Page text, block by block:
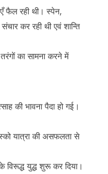
फैल रही थी। स्पेन,
कर रही थी एवं शान्ति
तरंगों का सामना करने में
की भावना पैदा हो गई।
यात्रा की असफलता से
विरूद्ध युद्ध शुरू कर दिया।